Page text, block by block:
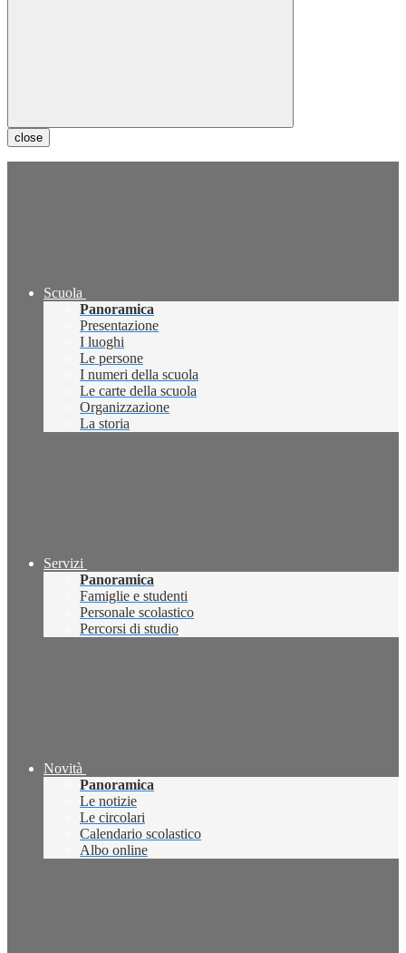
close
Scuola
Panoramica
Presentazione
I luoghi
Le persone
I numeri della scuola
Le carte della scuola
Organizzazione
La storia
Servizi
Panoramica
Famiglie e studenti
Personale scolastico
Percorsi di studio
Novità
Panoramica
Le notizie
Le circolari
Calendario scolastico
Albo online